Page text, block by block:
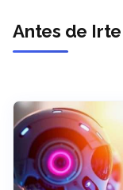
Antes de Irte